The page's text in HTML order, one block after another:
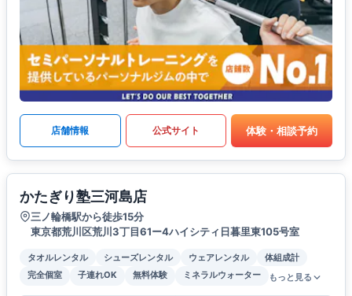
店舗情報 公式サイト 体験・相談予約
かたぎり塾三河島店
三ノ輪橋駅から徒歩15分
東京都荒川区荒川3丁目61ー4ハイシティ日暮里東105号室
タオルレンタル シューズレンタル ウェアレンタル
体組成計
完全個室
子連れOK 無料体験 ミネラルウォーター もっと見る